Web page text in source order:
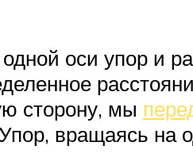
оси упор и
сторону, мы
вращаясь на